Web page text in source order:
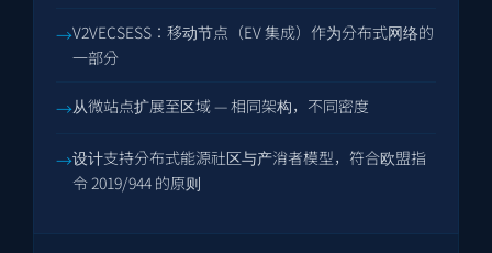
V2VECSESS：移动节点（EV 集成）作为分布式网络的
一部分
从微站点扩展至区域 — 相同架构，不同密度
设计支持分布式能源社区与产消者模型，符合欧盟指
令 2019/944 的原则